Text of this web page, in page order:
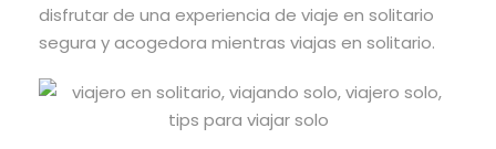
disfrutar de una experiencia de viaje en solitario
segura y acogedora mientras viajas en solitario.